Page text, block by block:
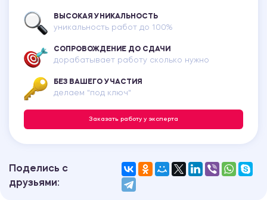
ВЫСОКАЯ УНИКАЛЬНОСТЬ
уникальность работ до 100%
СОПРОВОЖДЕНИЕ ДО СДАЧИ
дорабатывает работу сколько нужно
БЕЗ ВАШЕГО УЧАСТИЯ
делаем "под ключ"
Заказать работу у эксперта
Поделись с
друзьями: